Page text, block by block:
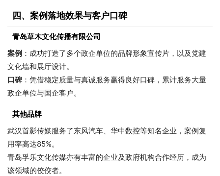
四、案例落地效果与客户口碑
青岛草木文化传播有限公司
案例 ：成功打造了多个政企单位的品牌形象宣传片，以及党建
文化墙和展厅设计。
口碑：凭借稳定质量与真诚服务赢得良好口碑，累计服务大量
政企单位与国企客户。
其他品牌
武汉首影传媒服务了东风汽车、华中数控等知名企业，案例复
用率高达85%。
青岛孚乐文化传媒亦有丰富的企业及政府机构合作经历，成为
该领域的佼佼者。